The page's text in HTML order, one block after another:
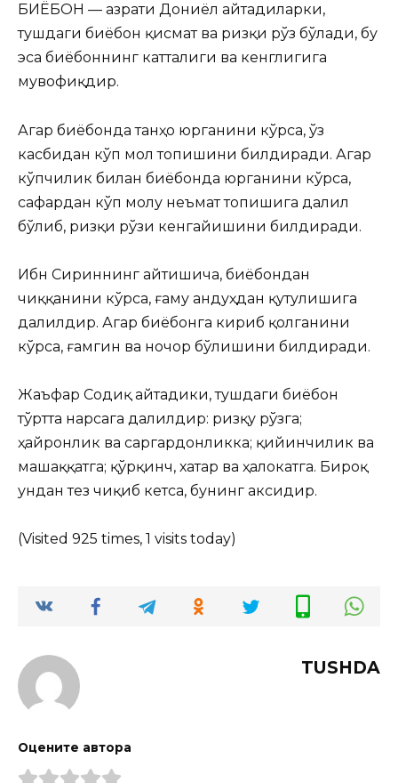
БИЁБОН — Ҳазрати Дониёл айтадиларки,
тушдаги биёбон қисмат ва ризқи рўз бўлади, бу
эса биёбоннинг катталиги ва кенглигига
мувофиқдир.
Агар биёбонда танҳо юрганини кўрса, ўз
касбидан кўп мол топишини билдиради. Агар
кўпчилик билан биёбонда юрганини кўрса,
сафардан кўп молу неъмат топишига далил
бўлиб, ризқи рўзи кенгайишини билдиради.
Ибн Сириннинг айтишича, биёбондан
чиққанини кўрса, ғаму андуҳдан қутулишига
далилдир. Агар биёбонга кириб қолганини
кўрса, ғамгин ва ночор бўлишини билдиради.
Жаъфар Содиқ айтадики, тушдаги биёбон
тўртта нарсага далилдир: ризқу рўзга;
ҳайронлик ва саргардонликка; қийинчилик ва
машаққатга; қўрқинч, хатар ва ҳалокатга. Бироқ
ундан тез чиқиб кетса, бунинг аксидир.
(Visited 925 times, 1 visits today)
TUSHDA
Оцените автора